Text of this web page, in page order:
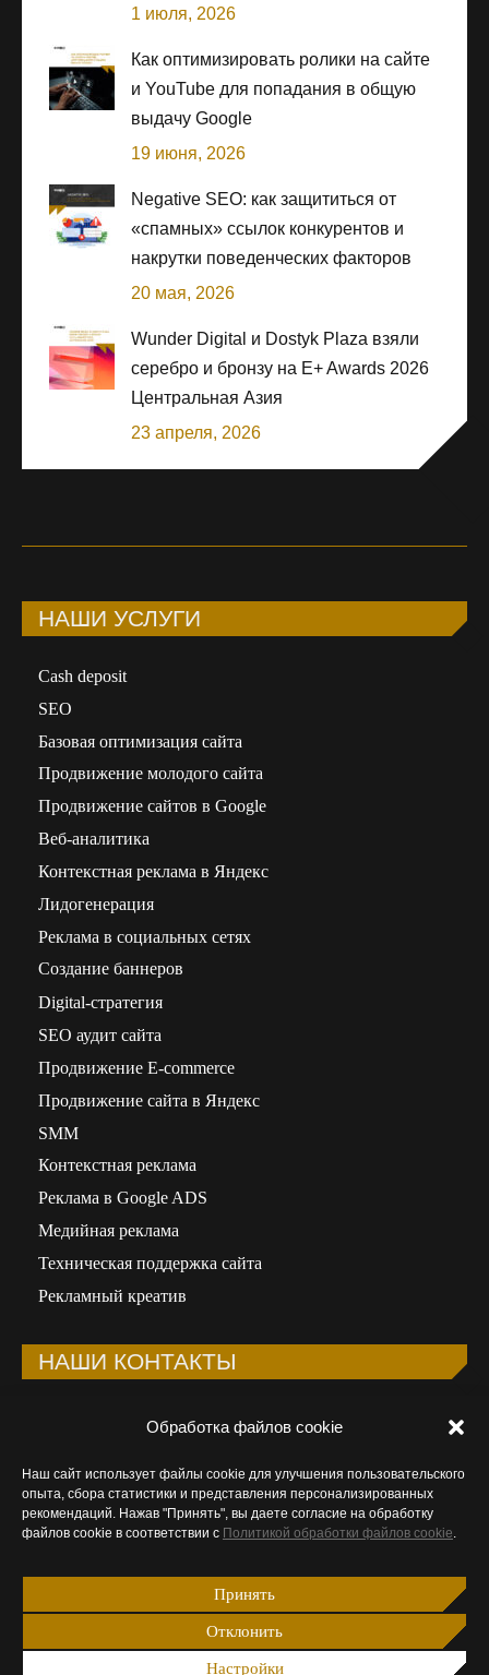
Обработка файлов cookie
Наш сайт использует файлы cookie для улучшения пользовательского
опыта, сбора статистики и представления персонализированных
рекомендаций. Нажав "Принять", вы даете согласие на обработку
файлов cookie в соответствии с Политикой обработки файлов cookie.
Принять
Отклонить
Настройки
1 июля, 2026
Как оптимизировать ролики на сайте
и YouTube для попадания в общую
выдачу Google
19 июня, 2026
Negative SEO: как защититься от
«спамных» ссылок конкурентов и
накрутки поведенческих факторов
20 мая, 2026
Wunder Digital и Dostyk Plaza взяли
серебро и бронзу на E+ Awards 2026
Центральная Азия
23 апреля, 2026
НАШИ УСЛУГИ
Сash deposit
SEO
Базовая оптимизация сайта
Продвижение молодого сайта
Продвижение сайтов в Google
Веб-аналитика
Контекстная реклама в Яндекс
Лидогенерация
Реклама в социальных сетях
Создание баннеров
Digital-стратегия
SEO аудит сайта
Продвижение E-commerce
Продвижение сайта в Яндекс
SMM
Контекстная реклама
Реклама в Google ADS
Медийная реклама
Техническая поддержка сайта
Рекламный креатив
НАШИ КОНТАКТЫ
ООО «WUNDER DIGITAL»
Республика Узбекистан, 100015, Ташкент,
Мирабадский район, ул.Афросиаб, 8А
Открыть в Google Maps
Страница
Telegram